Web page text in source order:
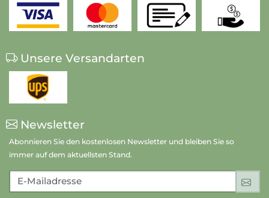
Unsere Versandarten
Newsletter
Abonnieren Sie den kostenlosen Newsletter und bleiben Sie so
immer auf dem aktuellsten Stand.
E-Mailadresse